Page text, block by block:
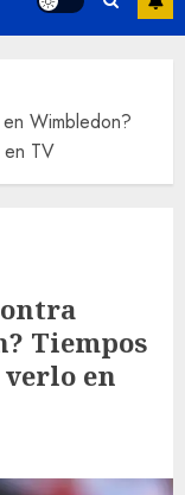
Wimbledon?
en TV
Tiempos
en